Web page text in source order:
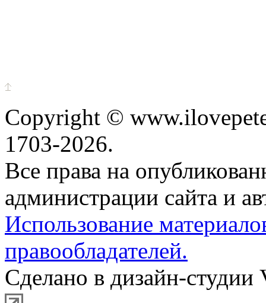
Copyright ©
1703-2026.
Все права на
администрации сайта и
Использование
правообладателей.
Сделано в дизайн-студии